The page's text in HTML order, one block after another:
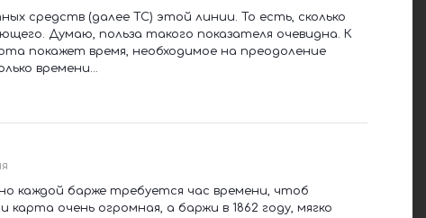
средств (далее ТС) этой линии. То есть, сколько
Думаю, польза такого показателя очевидна. К
покажет время, необходимое на преодоление
времени...
каждой барже требуется час времени, чтоб
очень огромная, а баржи в 1862 году, мягко